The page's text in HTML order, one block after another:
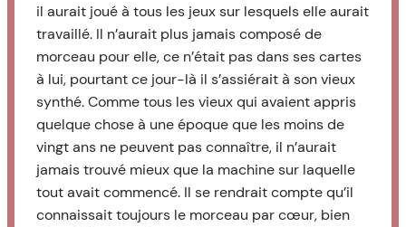
il aurait joué à tous les jeux sur lesquels elle aurait
travaillé. Il n’aurait plus jamais composé de
morceau pour elle, ce n’était pas dans ses cartes
à lui, pourtant ce jour-là il s’assiérait à son vieux
synthé. Comme tous les vieux qui avaient appris
quelque chose à une époque que les moins de
vingt ans ne peuvent pas connaître, il n’aurait
jamais trouvé mieux que la machine sur laquelle
tout avait commencé. Il se rendrait compte qu’il
connaissait toujours le morceau par cœur, bien